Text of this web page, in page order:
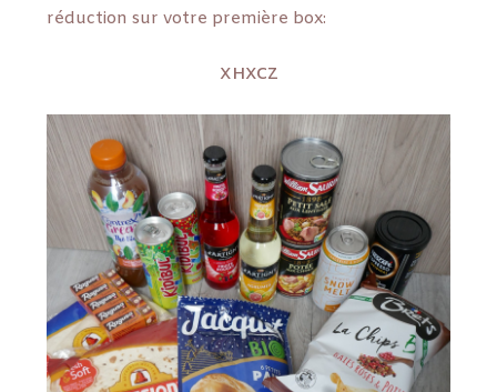
réduction sur votre première box:
XHXCZ